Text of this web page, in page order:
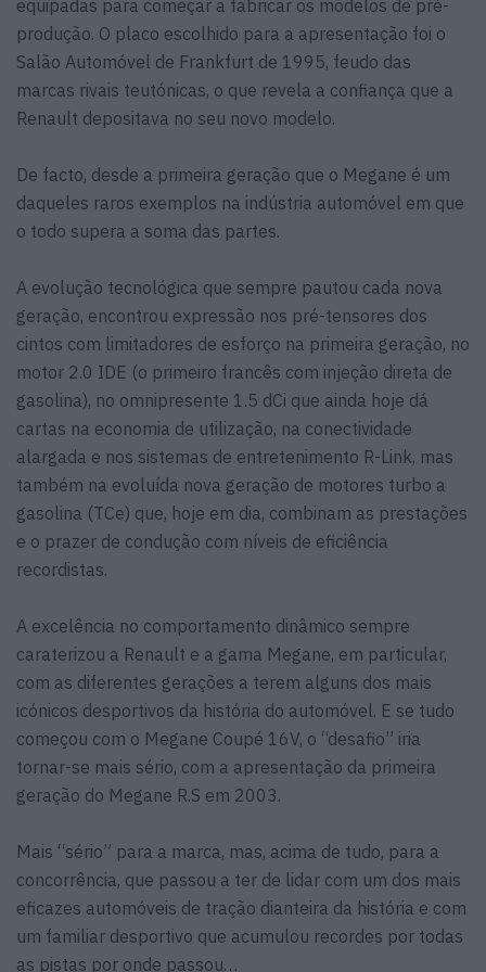
equipadas para começar a fabricar os modelos de pré-
produção. O placo escolhido para a apresentação foi o
Salão Automóvel de Frankfurt de 1995, feudo das
marcas rivais teutónicas, o que revela a confiança que a
Renault depositava no seu novo modelo.
De facto, desde a primeira geração que o Megane é um
daqueles raros exemplos na indústria automóvel em que
o todo supera a soma das partes.
A evolução tecnológica que sempre pautou cada nova
geração, encontrou expressão nos pré-tensores dos
cintos com limitadores de esforço na primeira geração, no
motor 2.0 IDE (o primeiro francês com injeção direta de
gasolina), no omnipresente 1.5 dCi que ainda hoje dá
cartas na economia de utilização, na conectividade
alargada e nos sistemas de entretenimento R-Link, mas
também na evoluída nova geração de motores turbo a
gasolina (TCe) que, hoje em dia, combinam as prestações
e o prazer de condução com níveis de eficiência
recordistas.
A excelência no comportamento dinâmico sempre
caraterizou a Renault e a gama Megane, em particular,
com as diferentes gerações a terem alguns dos mais
icónicos desportivos da história do automóvel. E se tudo
começou com o Megane Coupé 16V, o “desafio” iria
tornar-se mais sério, com a apresentação da primeira
geração do Megane R.S em 2003.
Mais “sério” para a marca, mas, acima de tudo, para a
concorrência, que passou a ter de lidar com um dos mais
eficazes automóveis de tração dianteira da história e com
um familiar desportivo que acumulou recordes por todas
as pistas por onde passou…